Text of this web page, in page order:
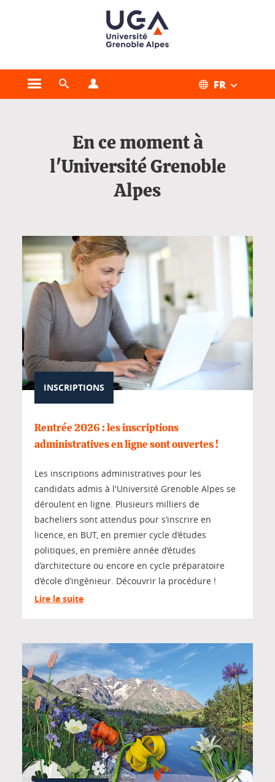
Ouvrir le menu principal
Ouvrir le moteur de recherche FR
En ce moment à
l'Université Grenoble
Alpes
INSCRIPTIONS
Rentrée 2026 : les inscriptions
administratives en ligne sont ouvertes !
Les inscriptions administratives pour les
candidats admis à l'Université Grenoble Alpes se
déroulent en ligne. Plusieurs milliers de
bacheliers sont attendus pour s’inscrire en
licence, en BUT, en premier cycle d’études
politiques, en première année d’études
d’architecture ou encore en cycle préparatoire
d’école d’ingénieur. Découvrir la procédure !
Lire la suite